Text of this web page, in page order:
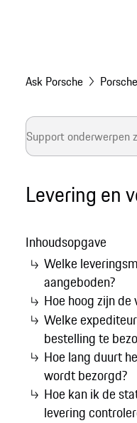
Ask Porsche
Levering en
Inhoudsopgave
Welke
aangeboden?
Hoe hoog zijn de
Welke
bestelling te
Hoe lang duurt
wordt bezorgd?
Hoe kan ik de
levering